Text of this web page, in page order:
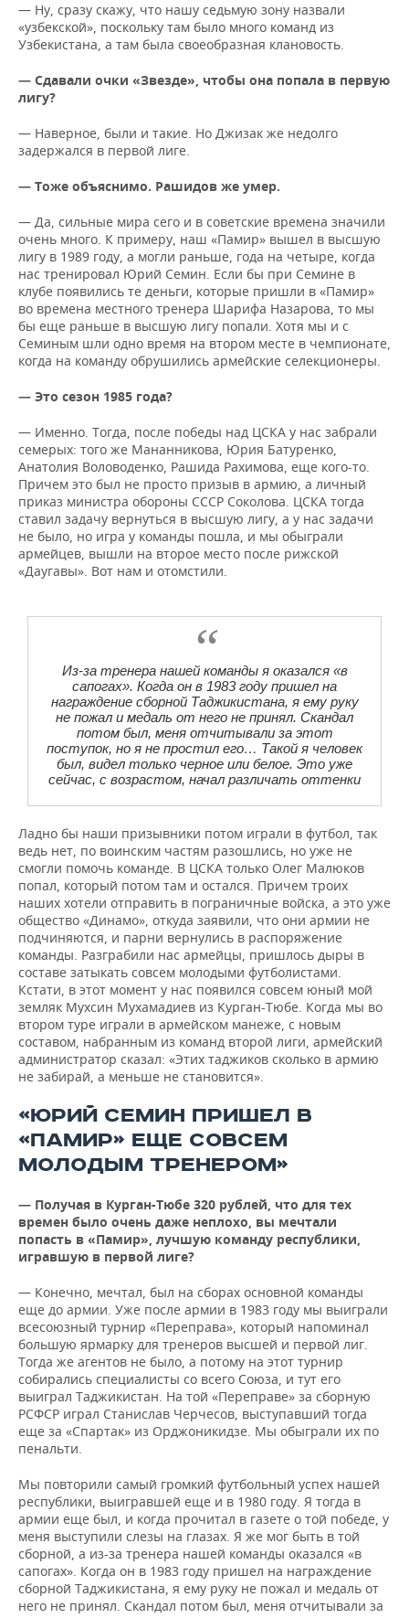
— Ну, сразу скажу, что нашу седьмую зону назвали
«узбекской», поскольку там было много команд из
Узбекистана, а там была своеобразная клановость.
— Сдавали очки «Звезде», чтобы она попала в первую
лигу?
— Наверное, были и такие. Но Джизак же недолго
задержался в первой лиге.
— Тоже объяснимо. Рашидов же умер.
— Да, сильные мира сего и в советские времена значили
очень много. К примеру, наш «Памир» вышел в высшую
лигу в 1989 году, а могли раньше, года на четыре, когда
нас тренировал Юрий Семин. Если бы при Семине в
клубе появились те деньги, которые пришли в «Памир»
во времена местного тренера Шарифа Назарова, то мы
бы еще раньше в высшую лигу попали. Хотя мы и с
Семиным шли одно время на втором месте в чемпионате,
когда на команду обрушились армейские селекционеры.
— Это сезон 1985 года?
— Именно. Тогда, после победы над ЦСКА у нас забрали
семерых: того же Мананникова, Юрия Батуренко,
Анатолия Воловоденко, Рашида Рахимова, еще кого-то.
Причем это был не просто призыв в армию, а личный
приказ министра обороны СССР Соколова. ЦСКА тогда
ставил задачу вернуться в высшую лигу, а у нас задачи
не было, но игра у команды пошла, и мы обыграли
армейцев, вышли на второе место после рижской
«Даугавы». Вот нам и отомстили.
Из-за тренера нашей команды я оказался «в
сапогах». Когда он в 1983 году пришел на
награждение сборной Таджикистана, я ему руку
не пожал и медаль от него не принял. Скандал
потом был, меня отчитывали за этот
поступок, но я не простил его… Такой я человек
был, видел только черное или белое. Это уже
сейчас, с возрастом, начал различать оттенки
Ладно бы наши призывники потом играли в футбол, так
ведь нет, по воинским частям разошлись, но уже не
смогли помочь команде. В ЦСКА только Олег Малюков
попал, который потом там и остался. Причем троих
наших хотели отправить в пограничные войска, а это уже
общество «Динамо», откуда заявили, что они армии не
подчиняются, и парни вернулись в распоряжение
команды. Разграбили нас армейцы, пришлось дыры в
составе затыкать совсем молодыми футболистами.
Кстати, в этот момент у нас появился совсем юный мой
земляк Мухсин Мухамадиев из Курган-Тюбе. Когда мы во
втором туре играли в армейском манеже, с новым
составом, набранным из команд второй лиги, армейский
администратор сказал: «Этих таджиков сколько в армию
не забирай, а меньше не становится».
«ЮРИЙ СЕМИН ПРИШЕЛ В
«ПАМИР» ЕЩЕ СОВСЕМ
МОЛОДЫМ ТРЕНЕРОМ»
— Получая в Курган-Тюбе 320 рублей, что для тех
времен было очень даже неплохо, вы мечтали
попасть в «Памир», лучшую команду республики,
игравшую в первой лиге?
— Конечно, мечтал, был на сборах основной команды
еще до армии. Уже после армии в 1983 году мы выиграли
всесоюзный турнир «Переправа», который напоминал
большую ярмарку для тренеров высшей и первой лиг.
Тогда же агентов не было, а потому на этот турнир
собирались специалисты со всего Союза, и тут его
выиграл Таджикистан. На той «Переправе» за сборную
РСФСР играл Станислав Черчесов, выступавший тогда
еще за «Спартак» из Орджоникидзе. Мы обыграли их по
пенальти.
Мы повторили самый громкий футбольный успех нашей
республики, выигравшей еще и в 1980 году. Я тогда в
армии еще был, и когда прочитал в газете о той победе, у
меня выступили слезы на глазах. Я же мог быть в той
сборной, а из-за тренера нашей команды оказался «в
сапогах». Когда он в 1983 году пришел на награждение
сборной Таджикистана, я ему руку не пожал и медаль от
него не принял. Скандал потом был, меня отчитывали за